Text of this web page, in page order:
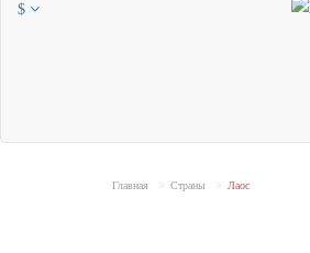
$
Главная Страны Лаос